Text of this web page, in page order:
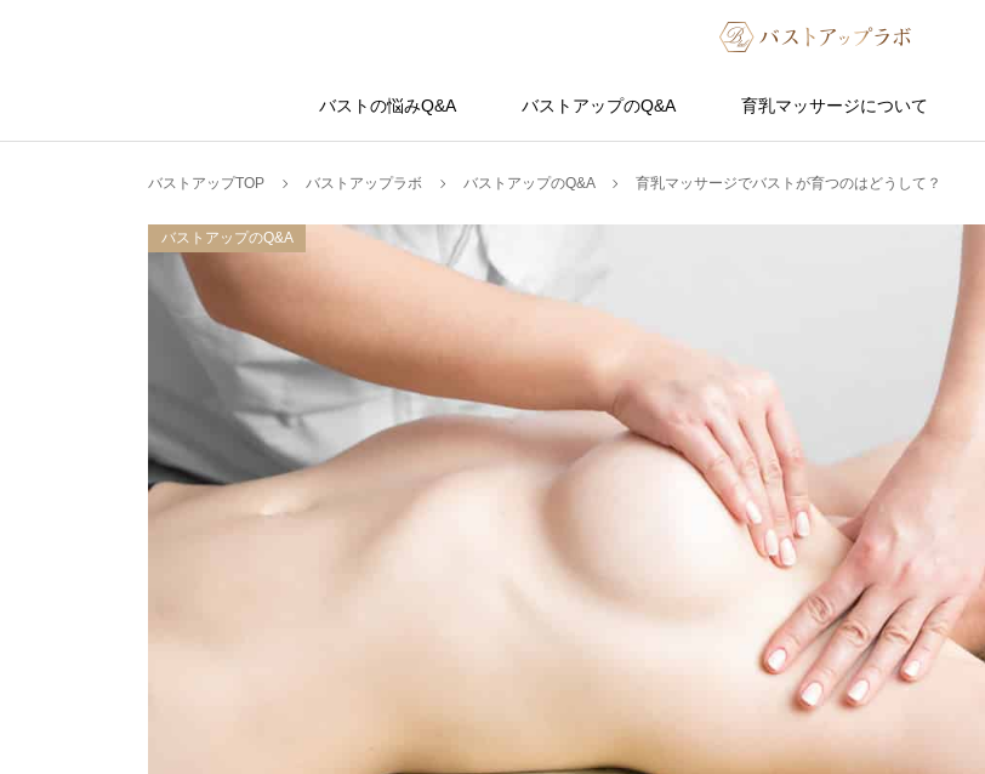
バストの悩みQ&A バストアップのQ&A 育乳マッサージについて
バストアップTOP バストアップラボ バストアップのQ&A 育乳マッサージでバストが育つのはどうして？
バストアップのQ&A